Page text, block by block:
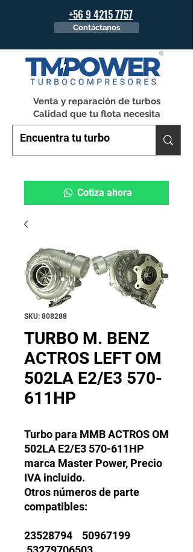
+56 9 4215 7757
Contáctanos
Venta y reparación de turbos
Calidad que tu flota necesita
Cotiza ahora
SKU: 808288
TURBO M. BENZ
ACTROS LEFT OM
502LA E2/E3 570-
611HP
Turbo para MMB ACTROS OM
502LA E2/E3 570-611HP
marca Master Power, Precio
IVA incluido.
Otros números de parte
compatibles:
23528794 50967199